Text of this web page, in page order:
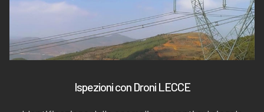
Ispezioni con Droni LECCE